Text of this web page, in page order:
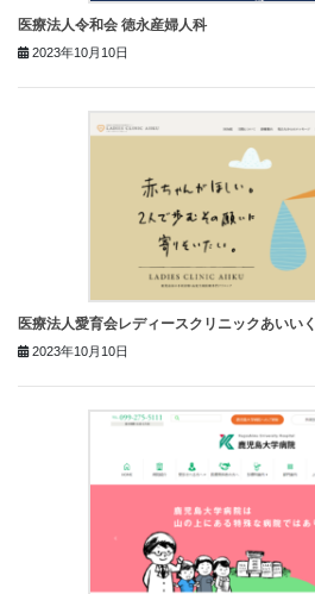
医療法人令和会 徳永産婦人科
2023年10月10日
医療法人愛育会レディースクリニックあいいく
2023年10月10日